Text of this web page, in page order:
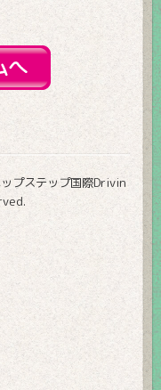
プステップ国際Drivin